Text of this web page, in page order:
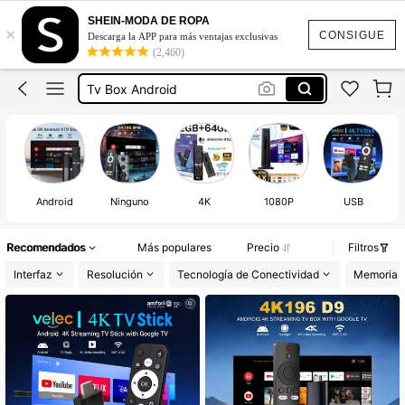
CONSIGUE
×
SHEIN-MODA DE ROPA
Descarga la APP para más ventajas exclusivas
(2,460)
Antena Digital Para Tv
Televisión Smart Tv
Tv Box
Tv Box Android
Antena Digital Para Tv
Televisión Smart Tv
Android Ninguno 4K 1080P USB
Recomendados Más populares Precio
Filtros
Interfaz
Resolución Tecnología de Conectividad Memoria